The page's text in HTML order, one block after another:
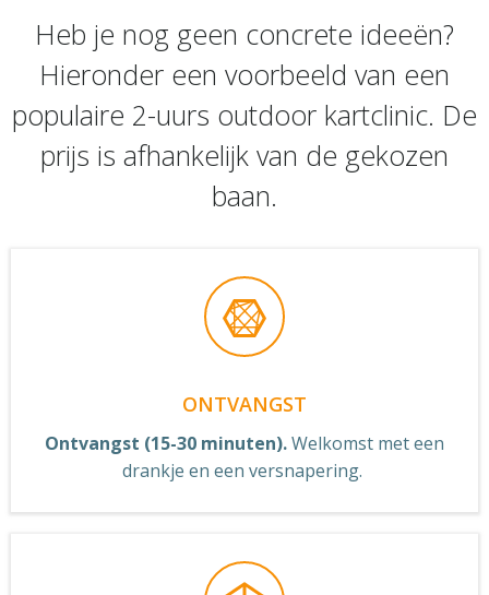
Heb je nog geen concrete ideeën?
Hieronder een voorbeeld van een
populaire 2-uurs outdoor kartclinic. De
prijs is afhankelijk van de gekozen
baan.
ONTVANGST
Ontvangst (15-30 minuten).Welkomst met een
drankje en een versnapering.